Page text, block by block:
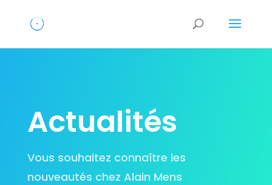
Actualités
Vous souhaitez connaître les
nouveautés chez Alain Mens